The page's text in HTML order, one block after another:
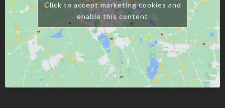
Click to accept márketing cookies and
enable this content